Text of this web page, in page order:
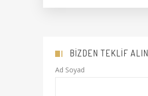
BIZDEN TEKLIF ALIN
Ad Soyad